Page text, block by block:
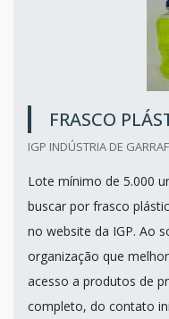
FRASCO
IGP INDÚSTRIA DE
Lote mínimo de 5.000
buscar por frasco
no website da IGP. Ao
organização que
acesso a produtos de
completo, do contato